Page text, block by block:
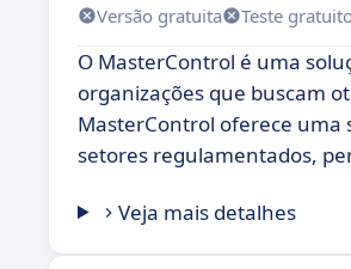
Versão gratuita Teste
O MasterControl é uma
organizações que buscam
MasterControl oferece uma
setores regulamentados,
Veja mais detalhes